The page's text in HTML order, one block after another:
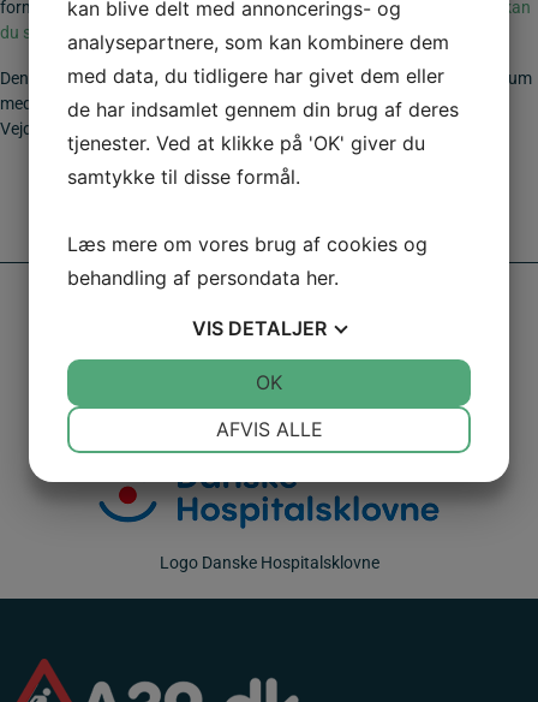
formidle vigtig service information til både lokale og besøgende.
Her kan
du se listen med samtlige godkendte servicetavler.
Denne M-tavle 50×50 cm. er udført i 2 mm søvandsbestandig aluminium
med CE-mærket reflekstype 3. Opfylder gældende krav fra
Vejdirektoratet. Se opsætningsudstyr
Logo Danske Hospitalsklovne
kan blive delt med annoncerings- og
analysepartnere, som kan kombinere dem
med data, du tidligere har givet dem eller
de har indsamlet gennem din brug af deres
tjenester. Ved at klikke på 'OK' giver du
samtykke til disse formål.
Læs mere om vores brug af cookies og
behandling af persondata her.
VIS DETALJER
MARKETING STATISTIK
AFVIS ALLE
OK